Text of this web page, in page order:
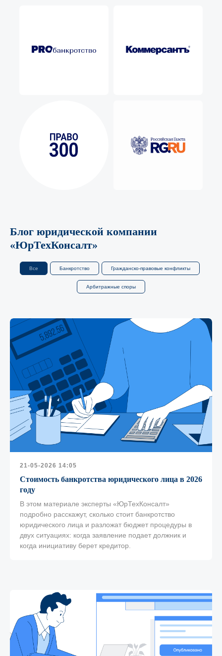
Блог юридической компании
«‎ЮрТехКонсалт»
Все Банкротство Гражданско-правовые конфликты
Арбитражные споры
21-05-2026 14:05
Стоимость банкротства юридического лица в 2026
году
В этом материале эксперты «ЮрТехКонсалт»
подробно расскажут, сколько стоит банкротство
юридического лица и разложат бюджет процедуры в
двух ситуациях: когда заявление подает должник и
когда инициативу берет кредитор.